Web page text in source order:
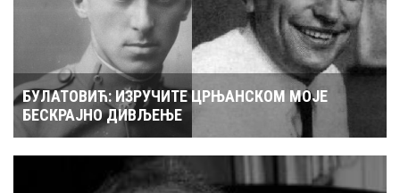
БУЛАТОВИЋ: ИЗРУЧИТЕ ЦРЊАНСКОМ МОЈЕ
БЕСКРАЈНО ДИВЉЕЊЕ